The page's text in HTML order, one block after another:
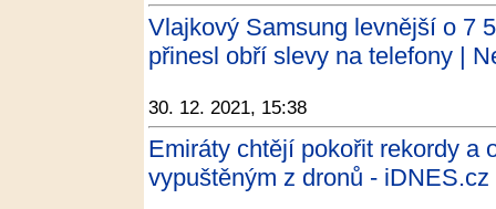
Vlajkový Samsung levnější o 7
přinesl obří slevy na telefony |
30. 12. 2021, 15:38
Emiráty chtějí pokořit rekordy a
vypuštěným z dronů -